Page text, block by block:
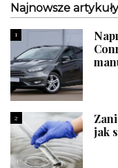
Najnowsze artykuły
1
2
jak